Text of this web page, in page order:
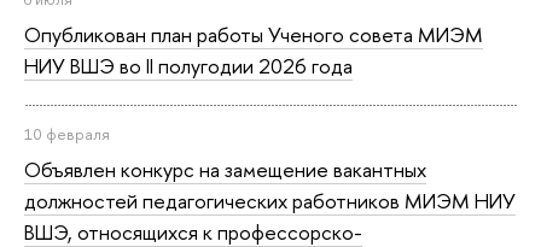
Опубликован план работы Ученого совета МИЭМ
НИУ ВШЭ во II полугодии 2026 года
10 февраля
Объявлен конкурс на замещение вакантных
должностей педагогических работников МИЭМ НИУ
ВШЭ, относящихся к профессорско-